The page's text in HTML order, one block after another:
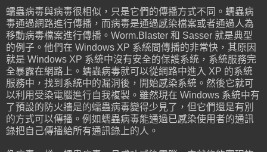
蠕蟲病毒與病毒很相似，只是它們的傳播方式不同。蠕蟲病
毒通過網路進行傳播，而病毒是通過感染檔案或者通過人為
移動病毒檔案進行傳播。Worm.Blaster 和 Sasser 就是典型
的例子。他們在 Windows XP 系統間傳播的非常快，其原因
就是 Windows XP 系統中沒有安全的保護系統，系統服務完
全暴露在網路上。蠕蟲病毒就可以從網路中進入 XP 的系統
服務中，找到系統中的漏洞後，開始感染系統。然後它就可
以利用受染電腦進行自我複製。雖然現在 Windows 系統中有
了預設的防火牆是的蠕蟲病毒變得少見了，但它們還是有別
的方式可以傳播。例如蠕蟲病毒能通過已感染使用者的通訊
錄把自己傳播給所有通訊錄上的人。